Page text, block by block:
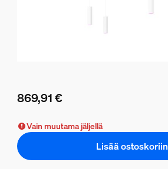
869,91 €
Vain muutama jäljellä
Lisää ostoskoriin